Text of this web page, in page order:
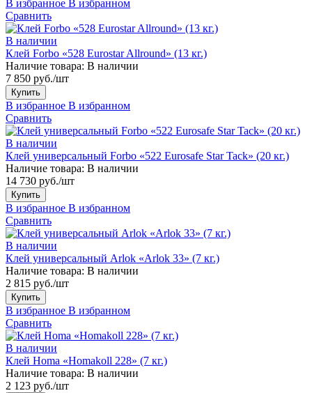
В избранное В избранном
Сравнить
В наличии
Клей Forbo «528 Eurostar Allround» (13 кг.)
Наличие товара: В наличии
7 850 руб./шт
Купить
В избранное В избранном
Сравнить
В наличии
Клей универсальный Forbo «522 Eurosafe Star Tack» (20 кг.)
Наличие товара: В наличии
14 730 руб./шт
Купить
В избранное В избранном
Сравнить
В наличии
Клей универсальный Arlok «Arlok 33» (7 кг.)
Наличие товара: В наличии
2 815 руб./шт
Купить
В избранное В избранном
Сравнить
В наличии
Клей Homa «Homakoll 228» (7 кг.)
Наличие товара: В наличии
2 123 руб./шт